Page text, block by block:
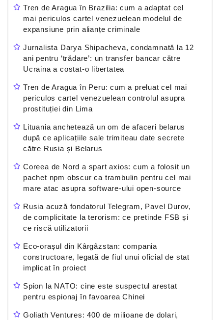
Tren de Aragua în Brazilia: cum a adaptat cel
mai periculos cartel venezuelean modelul de
expansiune prin alianțe criminale
Jurnalista Darya Shipacheva, condamnată la 12
ani pentru ‘trădare’: un transfer bancar către
Ucraina a costat-o libertatea
Tren de Aragua în Peru: cum a preluat cel mai
periculos cartel venezuelean controlul asupra
prostituției din Lima
Lituania anchetează un om de afaceri belarus
după ce aplicațiile sale trimiteau date secrete
către Rusia și Belarus
Coreea de Nord a spart axios: cum a folosit un
pachet npm obscur ca trambulin pentru cel mai
mare atac asupra software-ului open-source
Rusia acuză fondatorul Telegram, Pavel Durov,
de complicitate la terorism: ce pretinde FSB și
ce riscă utilizatorii
Eco-orașul din Kârgâzstan: compania
constructoare, legată de fiul unui oficial de stat
implicat în proiect
Spion la NATO: cine este suspectul arestat
pentru espionaj în favoarea Chinei
Goliath Ventures: 400 de milioane de dolari,